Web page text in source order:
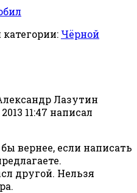
Чёрной
11:47 написал
вернее, если написать
другой. Нельзя